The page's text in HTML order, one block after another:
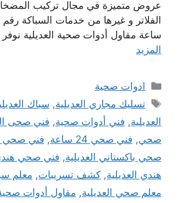
عروض متميزة في مجال تركيب
ساعة مقاول أدوات صحية العديلية
المزيد
التصنيفات
ادوات صحية
الوسوم
تسليك مجاري العديلية, سباك
العديلية, فني أدوات صحية, فني صحى
صحي, فني صحي 24 ساعة , فني صحي
صحي باكستاني العديلية, فني صحي
هندي العديلية, كشف تسريبات, معلم
معلم صحي العديلية, مقاول أدوات صحية